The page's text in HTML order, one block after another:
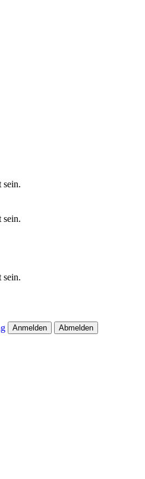
sein.
sein.
sein.
Anmelden Abmelden